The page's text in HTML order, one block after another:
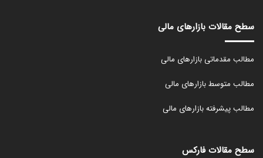
سطح مقالات بازارهای مالی
مطالب مقدماتی بازارهای مالی
مطالب متوسط بازارهای مالی
مطالب پیشرفته بازارهای مالی
سطح مقالات فارکس